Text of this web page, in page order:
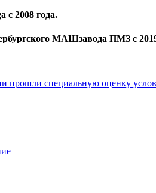
с 2008 года.
МАШзавода ПМЗ с
прошли специальную оценку